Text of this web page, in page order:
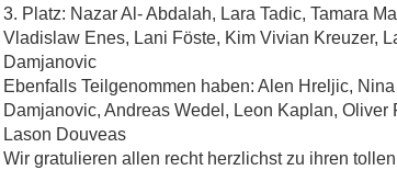
3. Platz: Nazar Al- Abdalah, Lara Tadic, Tamara
Vladislaw Enes, Lani Föste, Kim Vivian Kreuzer,
Damjanovic
Ebenfalls Teilgenommen haben: Alen Hreljic, Nina
Damjanovic, Andreas Wedel, Leon Kaplan, Oliver
Lason Douveas
Wir gratulieren allen recht herzlichst zu ihren tollen